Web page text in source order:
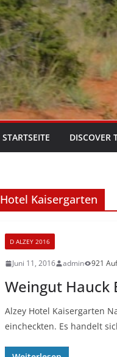
STARTSEITE DISCOVER
Hotel Kaisergarten
D ALZEY 2016
Juni 11, 2016 admin 921
Weingut Hauck
Alzey Hotel Kaisergarten
eincheckten. Es handelt